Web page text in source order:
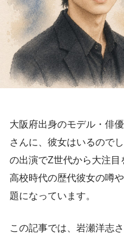
大阪府出身のモデル・俳
さんに、彼女はいるので
の出演でZ世代から大注目
高校時代の歴代彼女の噂
題になっています。
この記事では、岩瀬洋志